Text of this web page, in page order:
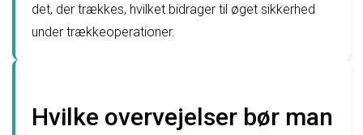
det, der trækkes, hvilket bidrager til øget sikkerhed
under trækkeoperationer.
Hvilke overvejelser bør man